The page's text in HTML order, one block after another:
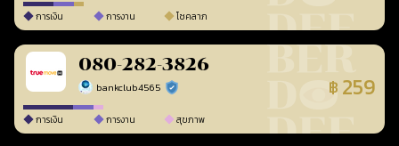
การเงิน การงาน โชคลาภ
080-282-3826
bankclub4565 ร้านยืนยันแล้ว ฿ 259
การเงิน การงาน สุขภาพ